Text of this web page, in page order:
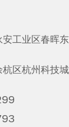
安工业区春晖
杭区杭州科技